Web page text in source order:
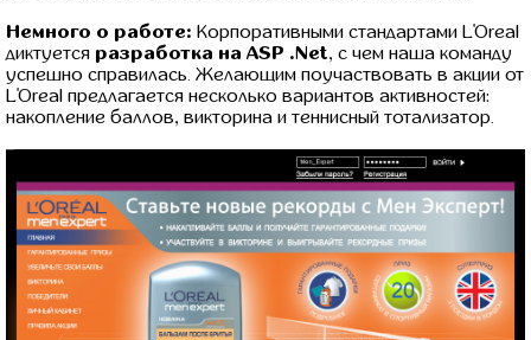
Немного о работе: Корпоративными стандартами L'Oreal
диктуется разработка на ASP .Net, с чем наша команду
успешно справилась. Желающим поучаствовать в акции от
L'Oreal предлагается несколько вариантов активностей:
накопление баллов, викторина и теннисный тотализатор.